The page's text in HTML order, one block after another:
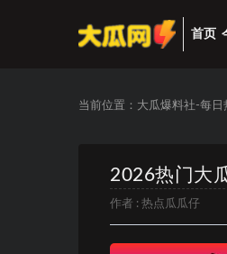
首页
当前位置： 大瓜爆料社-每日
2026热门大
作者 : 热点瓜瓜仔